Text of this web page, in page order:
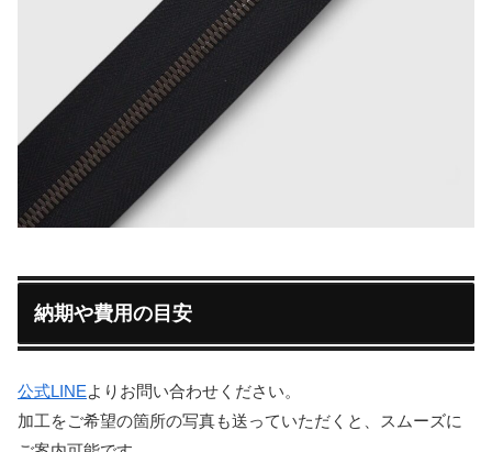
納期や費用の目安
公式LINEよりお問い合わせください。
加工をご希望の箇所の写真も送っていただくと、スムーズに